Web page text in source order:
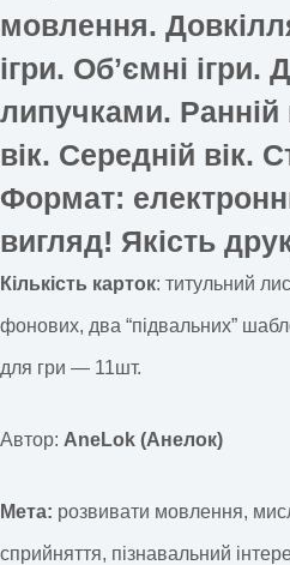
мовлення.
ігри. Обʼємні ігри.
липучками.
вік. Середній вік.
Формат:
вигляд! Якість
Кількість карток: титульний
фонових, два “підвальних”
для гри — 11шт.
Автор: AneLok (Анелок)
Мета: розвивати мовлення,
сприйняття, пізнавальний